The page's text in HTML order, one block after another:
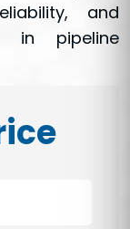
and
in pipeline